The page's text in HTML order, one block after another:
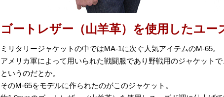
ゴートレザー（山羊革）を使用したユー
ミリタリージャケットの中ではMA-1に次ぐ人気アイテムのM-65。
アメリカ軍によって用いられた戦闘服であり野戦用のジャケット
というのだとか。
そのM-65をモデルに作られたのがこのジャケット。